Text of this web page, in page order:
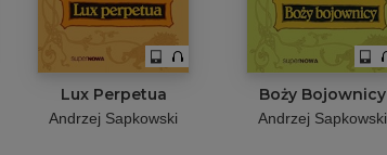
Lux Perpetua
Andrzej Sapkowski
Boży Bojownicy
Andrzej Sapkowski